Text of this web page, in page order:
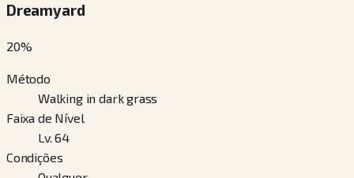
Dreamyard
20%
Método
Walking in dark grass
Faixa de Nível
Lv. 64
Condições